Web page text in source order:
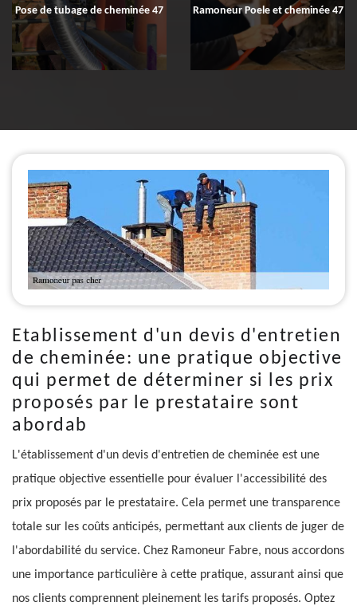
Pose de tubage de cheminée 47 Ramoneur Poele et cheminée 47
Etablissement d'un devis d'entretien
de cheminée: une pratique objective
qui permet de déterminer si les prix
proposés par le prestataire sont
abordab
L'établissement d'un devis d'entretien de cheminée est une
pratique objective essentielle pour évaluer l'accessibilité des
prix proposés par le prestataire. Cela permet une transparence
totale sur les coûts anticipés, permettant aux clients de juger de
l'abordabilité du service. Chez Ramoneur Fabre, nous accordons
une importance particulière à cette pratique, assurant ainsi que
nos clients comprennent pleinement les tarifs proposés. Optez